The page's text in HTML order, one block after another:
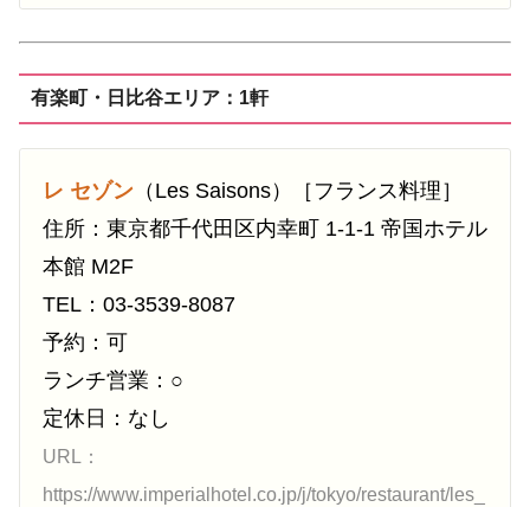
有楽町・日比谷エリア：1軒
レ セゾン （Les Saisons）［フランス料理］
住所：東京都千代田区内幸町 1-1-1 帝国ホテル
本館 M2F
TEL：03-3539-8087
予約：可
ランチ営業：○
定休日：なし
URL：
https://www.imperialhotel.co.jp/j/tokyo/restaurant/les_